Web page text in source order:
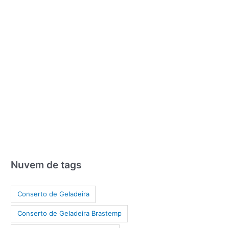
Nuvem de tags
Conserto de Geladeira
Conserto de Geladeira Brastemp